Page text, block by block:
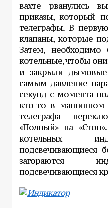
вахте рванулись
приказы, который
телеграфы. В
клапаны, которые
Затем, необходимо
котельные, чтобы
и закрыли дымовые
самым давление
секунд с момента
кто-то в машинном
телеграфа
«Полный» на
котельных
подсвечивающиеся
загораются
подсвечивающиеся